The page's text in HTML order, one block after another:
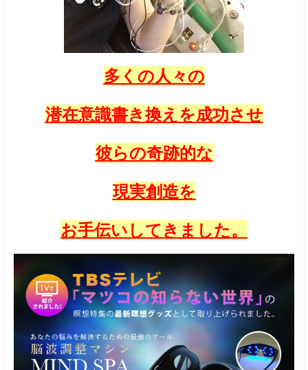
多くの人々の
潜在意識書き換えを成功させ
彼らの奇跡的な
現実創造を
お手伝いしてきました。